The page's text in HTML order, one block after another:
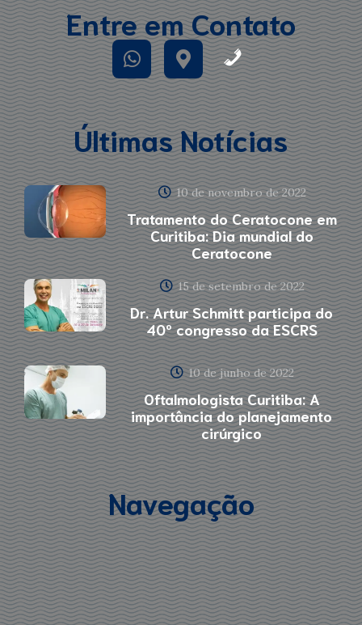
Entre em Contato
Últimas Notícias
10 de novembro de 2022
Tratamento do Ceratocone em
Curitiba: Dia mundial do
Ceratocone
15 de setembro de 2022
Dr. Artur Schmitt participa do
40º congresso da ESCRS
10 de junho de 2022
Oftalmologista Curitiba: A
importância do planejamento
cirúrgico
Navegação